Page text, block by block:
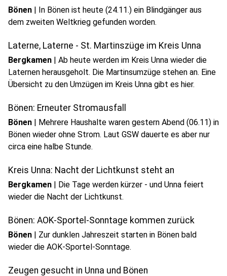
Bönen | In Bönen ist heute (24.11.) ein Blindgänger aus
dem zweiten Weltkrieg gefunden worden.
Laterne, Laterne - St. Martinszüge im Kreis Unna
Bergkamen | Ab heute werden im Kreis Unna wieder die
Laternen herausgeholt. Die Martinsumzüge stehen an. Eine
Übersicht zu den Umzügen im Kreis Unna gibt es hier.
Bönen: Erneuter Stromausfall
Bönen | Mehrere Haushalte waren gestern Abend (06.11) in
Bönen wieder ohne Strom. Laut GSW dauerte es aber nur
circa eine halbe Stunde.
Kreis Unna: Nacht der Lichtkunst steht an
Bergkamen | Die Tage werden kürzer - und Unna feiert
wieder die Nacht der Lichtkunst.
Bönen: AOK-Sportel-Sonntage kommen zurück
Bönen | Zur dunklen Jahreszeit starten in Bönen bald
wieder die AOK-Sportel-Sonntage.
Zeugen gesucht in Unna und Bönen